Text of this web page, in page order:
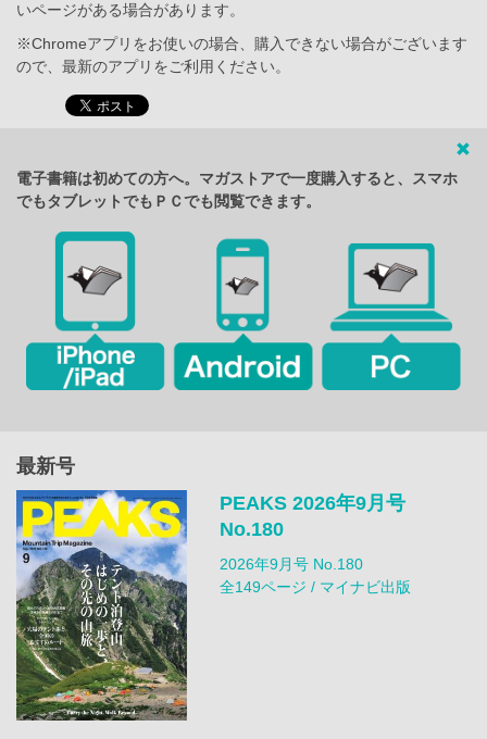
いページがある場合があります。
※Chromeアプリをお使いの場合、購入できない場合がございます
ので、最新のアプリをご利用ください。
電子書籍は初めての方へ。マガストアで一度購入すると、スマホ
でもタブレットでもＰＣでも閲覧できます。
最新号
PEAKS 2026年9月号
No.180
2026年9月号 No.180
全149ページ / マイナビ出版